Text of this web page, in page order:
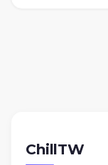
ChillTW